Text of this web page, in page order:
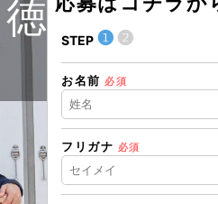
島ハブセ
STEP ❶❷
お名前 必須
フリガナ 必須